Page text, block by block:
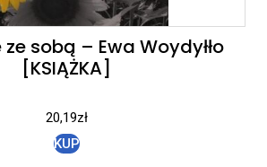
sobą – Ewa Woydyłło
[KSIĄŻKA]
20,19zł
KUP